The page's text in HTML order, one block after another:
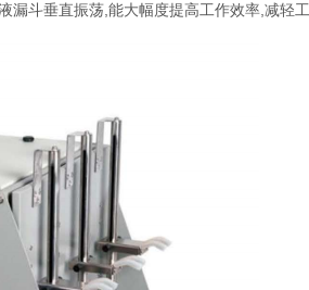
漏斗垂直振荡,能大幅度提高工作效率,减轻